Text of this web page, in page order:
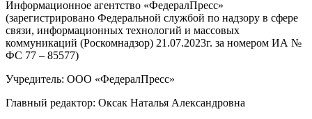
Информационное агентство «ФедералПресс»
(зарегистрировано Федеральной службой по надзору в сфере
связи, информационных технологий и массовых
коммуникаций (Роскомнадзор) 21.07.2023г. за номером ИА №
ФС 77 – 85577)
Учредитель: ООО «ФедералПресс»
Главный редактор: Оксак Наталья Александровна